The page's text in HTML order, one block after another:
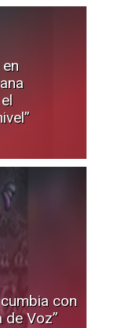
con
de Voz”